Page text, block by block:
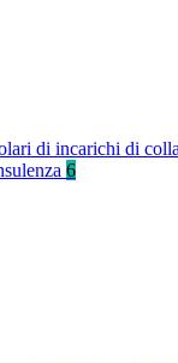
di incarichi di
6